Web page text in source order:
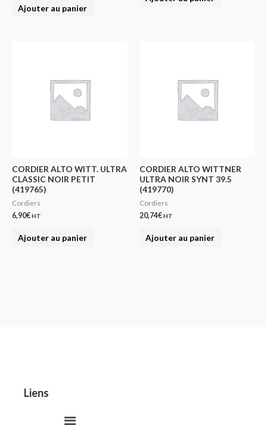
Ajouter au panier
CORDIER ALTO WITT. ULTRA
CLASSIC NOIR PETIT
(419765)
Cordiers
6,90€HT
Ajouter au panier
CORDIER ALTO WITTNER
ULTRA NOIR SYNT 39.5
(419770)
Cordiers
20,74€HT
Ajouter au panier
Liens
Menu